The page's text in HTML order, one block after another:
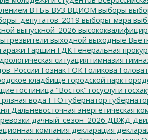
ВТБъ ВУЗ ВЦИОМ выборы
выборы_мэра
выпускной_2026
выходной выходные
гаражи Гаршин ГДКГенеральная
ситуация гимназия
Гознак ГОКГоликова
кладбище городской парк
гостиница "Восток" госуслуги
вода ГТО губернатор
Дальневосточная энергетическая
дачный_сезон_2026 ДВЖД
компания декларация